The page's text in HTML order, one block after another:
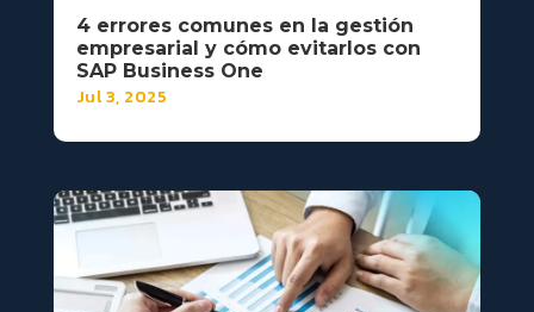
4 errores comunes en la gestión
empresarial y cómo evitarlos con
SAP Business One
Jul 3, 2025